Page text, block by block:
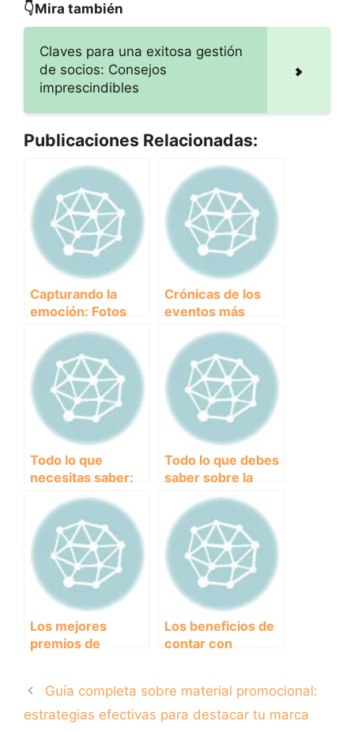
👇Mira también
Claves para una exitosa gestión
de socios: Consejos
imprescindibles
Publicaciones Relacionadas:
Capturando la
emoción: Fotos
destacadas de
eventos en clubes
y asociaciones
Crónicas de los
eventos más
destacados de
clubes y
asociaciones:
¡Descubre todo lo
que sucedió!
Todo lo que
necesitas saber:
Ficha técnica de
eventos de clubes
y asociaciones
Todo lo que debes
saber sobre la
normativa de
eventos de clubes
y asociaciones:
Guía completa
Los mejores
premios de
clubes y
asociaciones:
Los beneficios de
contar con
y asociaciones
Guía completa sobre material promocional:
estrategias efectivas para destacar tu marca